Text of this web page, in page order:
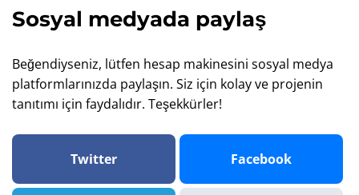
Sosyal medyada paylaş
Beğendiyseniz, lütfen hesap makinesini sosyal medya
platformlarınızda paylaşın. Siz için kolay ve projenin
tanıtımı için faydalıdır. Teşekkürler!
Twitter Facebook